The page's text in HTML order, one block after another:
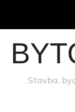
Stavba,